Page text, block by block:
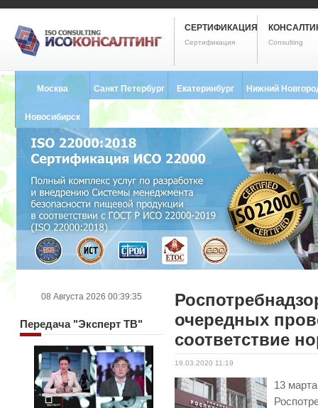
СЕРТИФИКАЦИЯ
Сертификация Consulting
Москва Санкт Петербург
8 (812) 748-2493
Екатеринбург
8 (343) 237-2593
Нижний
Новосибирск
8 (383) 227-8449
очередных
соответствие
19.03.2020 11:19
13
08 Августа 2026 00:39:35
Передача"Эксперт ТВ"